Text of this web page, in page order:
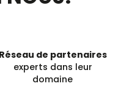
Réseau de partenaires
experts dans leur
domaine